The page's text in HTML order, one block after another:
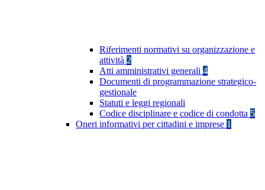
Riferimenti normativi su organizzazione e
attività 2
Atti amministrativi generali 4
Documenti di programmazione strategico-
gestionale
Statuti e leggi regionali
Codice disciplinare e codice di condotta 5
Oneri informativi per cittadini e imprese 1